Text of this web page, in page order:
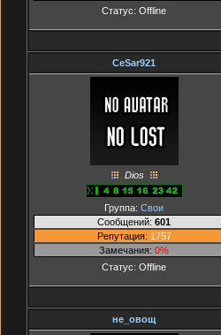
Статус: Offline
CeSar921
Dios
Группа: Свои
Сообщений: 601
Репутация: 1757
Замечания: 0%
Статус: Offline
не_овощ